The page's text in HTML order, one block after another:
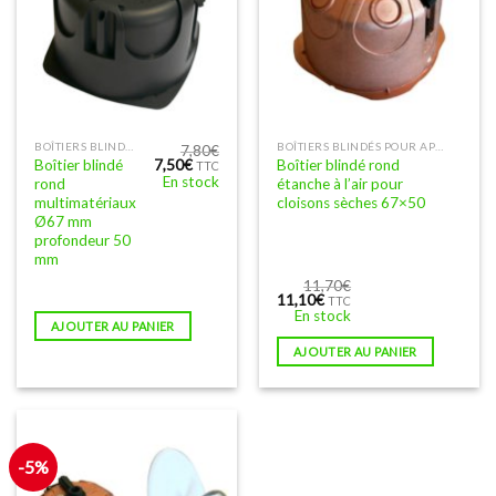
BOÎTIERS BLINDÉS POUR APPAREILLAGES
Boîtier blindé
rond
multimatériaux
Ø67 mm
profondeur 50
mm
7,80€
Le
prix
initial
7,50€Le
prix
actuel
TTC
En stock
AJOUTER AU PANIER
BOÎTIERS BLINDÉS POUR APPAREILLAGES
Boîtier blindé rond
étanche à l’air pour
cloisons sèches 67×50
11,70€
Le
prix
initial
était :
11,70€.
11,10€Le
prix
actuel
est :
11,10€.
TTC
En stock
AJOUTER AU PANIER
-5%